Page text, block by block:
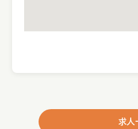
求人